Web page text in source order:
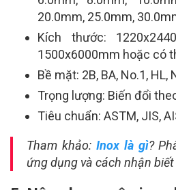
20.0mm, 25.0mm,
Kích thước:
1500x6000mm hoặc có
Bề mặt: 2B, BA, No.1, HL,
Trọng lượng: Biến đổi
Tiêu chuẩn: ASTM, JIS,
Tham khảo: Inox là gì?
ứng dụng và cách nhận